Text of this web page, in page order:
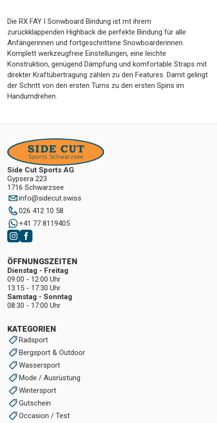
Die RX FAY I Sonwboard Bindung ist mt ihrem
zurückklappenden Highback die perfekte Bindung für alle
Anfängerinnen und fortgeschrittene Snowboarderinnen.
Komplett werkzeugfreie Einstellungen, eine leichte
Konstruktion, genügend Dämpfung und komfortable Straps mit
direkter Kraftübertragung zählen zu den Features. Damit gelingt
der Schritt von den ersten Turns zu den ersten Spins im
Handumdrehen.
Side Cut Sports AG
Gypsera 223
1716 Schwarzsee
info@sidecut.swiss
026 412 10 58
+41 77 8119405
KATEGORIEN
Radsport
Bergsport & Outdoor
Wassersport
Mode / Ausrüstung
Wintersport
Gutschein
Occasion / Test
ÖFFNUNGSZEITEN
Dienstag - Freitag
09:00 - 12:00 Uhr
13:15 - 17:30 Uhr
Samstag - Sonntag
08:30 - 17:00 Uhr